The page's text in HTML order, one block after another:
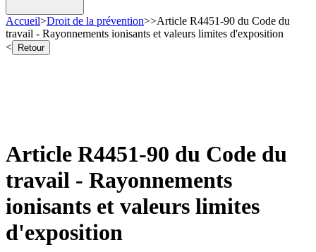
Accueil>Droit de la prévention>>Article R4451-90 du Code du
travail - Rayonnements ionisants et valeurs limites d'exposition
<
Retour
Article R4451-90 du Code du
travail - Rayonnements
ionisants et valeurs limites
d'exposition